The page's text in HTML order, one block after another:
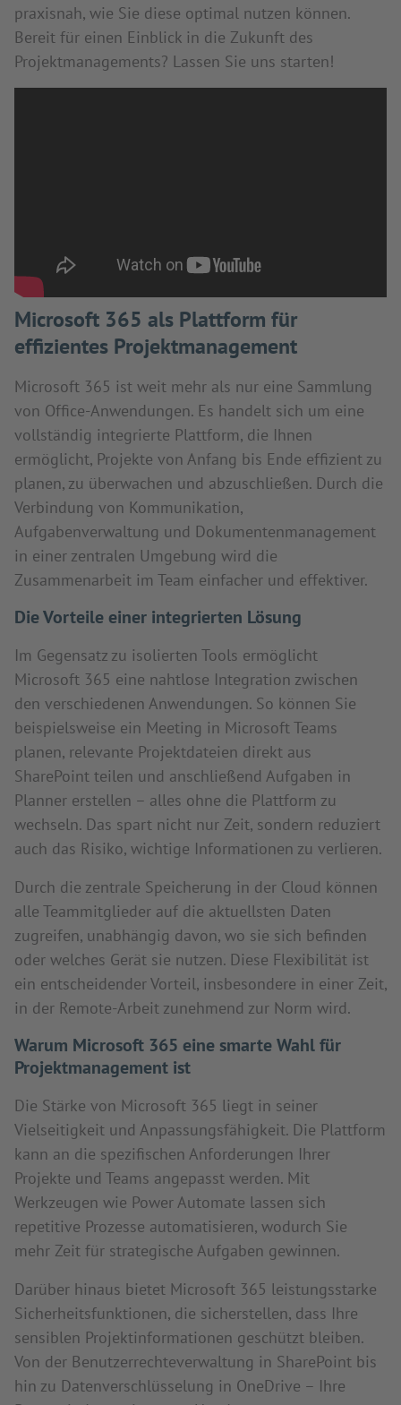
praxisnah, wie Sie diese optimal nutzen können.
Bereit für einen Einblick in die Zukunft des
Projektmanagements? Lassen Sie uns starten!
Microsoft 365 als Plattform für
effizientes Projektmanagement
Microsoft 365 ist weit mehr als nur eine Sammlung
von Office-Anwendungen. Es handelt sich um eine
vollständig integrierte Plattform, die Ihnen
ermöglicht, Projekte von Anfang bis Ende effizient zu
planen, zu überwachen und abzuschließen. Durch die
Verbindung von Kommunikation,
Aufgabenverwaltung und Dokumentenmanagement
in einer zentralen Umgebung wird die
Zusammenarbeit im Team einfacher und effektiver.
Die Vorteile einer integrierten Lösung
Im Gegensatz zu isolierten Tools ermöglicht
Microsoft 365 eine nahtlose Integration zwischen
den verschiedenen Anwendungen. So können Sie
beispielsweise ein Meeting in Microsoft Teams
planen, relevante Projektdateien direkt aus
SharePoint teilen und anschließend Aufgaben in
Planner erstellen – alles ohne die Plattform zu
wechseln. Das spart nicht nur Zeit, sondern reduziert
auch das Risiko, wichtige Informationen zu verlieren.
Durch die zentrale Speicherung in der Cloud können
alle Teammitglieder auf die aktuellsten Daten
zugreifen, unabhängig davon, wo sie sich befinden
oder welches Gerät sie nutzen. Diese Flexibilität ist
ein entscheidender Vorteil, insbesondere in einer Zeit,
in der Remote-Arbeit zunehmend zur Norm wird.
Warum Microsoft 365 eine smarte Wahl für
Projektmanagement ist
Die Stärke von Microsoft 365 liegt in seiner
Vielseitigkeit und Anpassungsfähigkeit. Die Plattform
kann an die spezifischen Anforderungen Ihrer
Projekte und Teams angepasst werden. Mit
Werkzeugen wie Power Automate lassen sich
repetitive Prozesse automatisieren, wodurch Sie
mehr Zeit für strategische Aufgaben gewinnen.
Darüber hinaus bietet Microsoft 365 leistungsstarke
Sicherheitsfunktionen, die sicherstellen, dass Ihre
sensiblen Projektinformationen geschützt bleiben.
Von der Benutzerrechteverwaltung in SharePoint bis
hin zu Datenverschlüsselung in OneDrive – Ihre